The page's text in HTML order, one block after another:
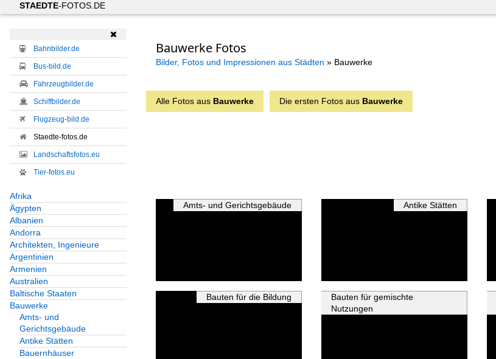
STAEDTE-FOTOS.DE

Bahnbilder.de
Bus-bild.de
Fahrzeugbilder.de
Schiffbilder.de
Flugzeug-bild.de
Staedte-fotos.de
Landschaftsfotos.eu
Tier-fotos.eu
Afrika
Ägypten
Albanien
Andorra
Architekten, Ingenieure
Argentinien
Armenien
Australien
Baltische Staaten
Bauwerke
Amts- und
Gerichtsgebäude
Antike Stätten
Bauernhäuser
Bauwerke Fotos
Bilder, Fotos und Impressionen aus Städten » Bauwerke
Alle Fotos aus Bauwerke Die ersten Fotos aus Bauwerke
Amts- und Gerichtsgebäude Antike Stätten
Bauten für die Bildung
Bauten für gemischte
Nutzungen